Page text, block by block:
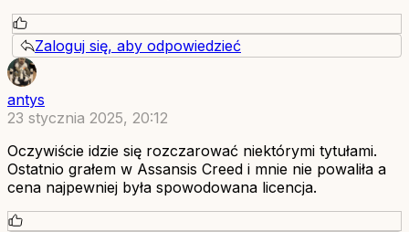
Zaloguj się, aby odpowiedzieć
antys
23 stycznia 2025, 20:12
Oczywiście idzie się rozczarować niektórymi tytułami.
Ostatnio grałem w Assansis Creed i mnie nie powaliła a
cena najpewniej była spowodowana licencja.